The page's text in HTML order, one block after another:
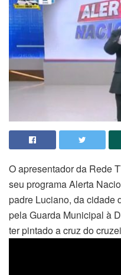
O apresentador da Rede
seu programa Alerta
padre Luciano, da cidade
pela Guarda Municipal à
ter pintado a cruz do